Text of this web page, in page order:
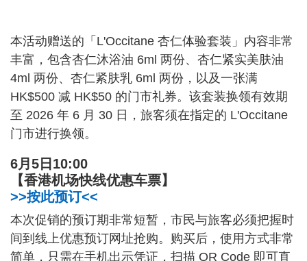
本活动赠送的「L'Occitane 杏仁体验套装」内容非常
丰富，包含杏仁沐浴油 6ml 两份、杏仁紧实美肤油
4ml 两份、杏仁紧肤乳 6ml 两份，以及一张满
HK$500 减 HK$50 的门市礼券。该套装换领有效期
至 2026 年 6 月 30 日，旅客须在指定的 L'Occitane
门市进行换领。
6月5日10:00
【香港机场快线优惠车票】
>>按此预订<<
本次促销的预订期非常短暂，市民与旅客必须把握时
间到线上优惠预订网址抢购。购买后，使用方式非常
简单，只需在手机出示凭证，扫描 QR Code 即可直